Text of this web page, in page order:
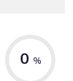
0 %